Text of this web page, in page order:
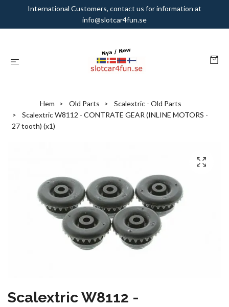
International Customers, contact us for information at
info@slotcar4fun.se
Hem Old Parts
Scalextric - Old Parts
Scalextric W8112 - CONTRATE GEAR (INLINE MOTORS -
27 tooth) (x1)
Scalextric W8112 -